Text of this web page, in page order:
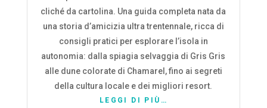
cliché da cartolina. Una guida completa nata da
una storia d’amicizia ultra trentennale, ricca di
consigli pratici per esplorare l’isola in
autonomia: dalla spiagia selvaggia di Gris Gris
alle dune colorate di Chamarel, fino ai segreti
della cultura locale e dei migliori resort.
LEGGI DI PIÙ…